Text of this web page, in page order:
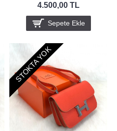
4.500,00 TL
Sepete Ekle
STOKTA YOK